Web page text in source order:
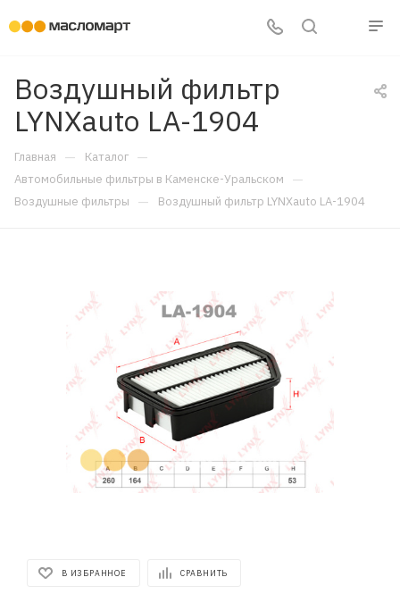
Воздушный фильтр
LYNXauto LA-1904
Главная — Каталог —
Автомобильные фильтры в Каменске-Уральском —
Воздушные фильтры — Воздушный фильтр LYNXauto LA-1904
В ИЗБРАННОЕ СРАВНИТЬ